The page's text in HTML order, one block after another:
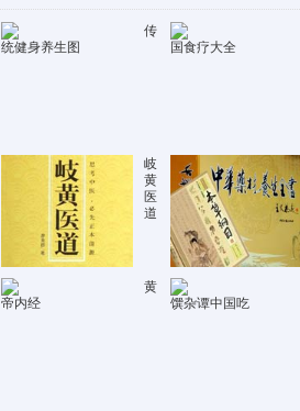
传
统健身养生图
国食疗大全
岐
黄
医
道
黄
帝内经
馔杂谭中国吃